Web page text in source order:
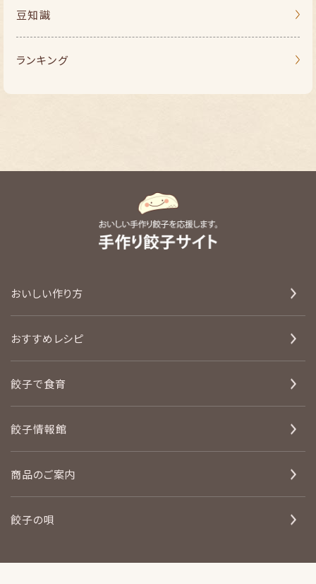
豆知識
ランキング
おいしい作り方
おすすめレシピ
餃子で食育
餃子情報館
商品のご案内
餃子の唄